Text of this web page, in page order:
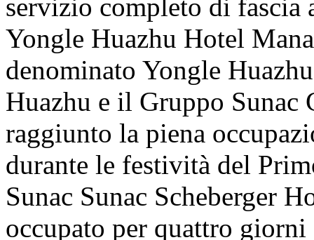
servizio completo di fascia
Yongle Huazhu Hotel
denominato Yongle
Huazhu e il Gruppo Sunac
raggiunto la piena
durante le festività del
Sunac Sunac Scheberger
occupato per quattro